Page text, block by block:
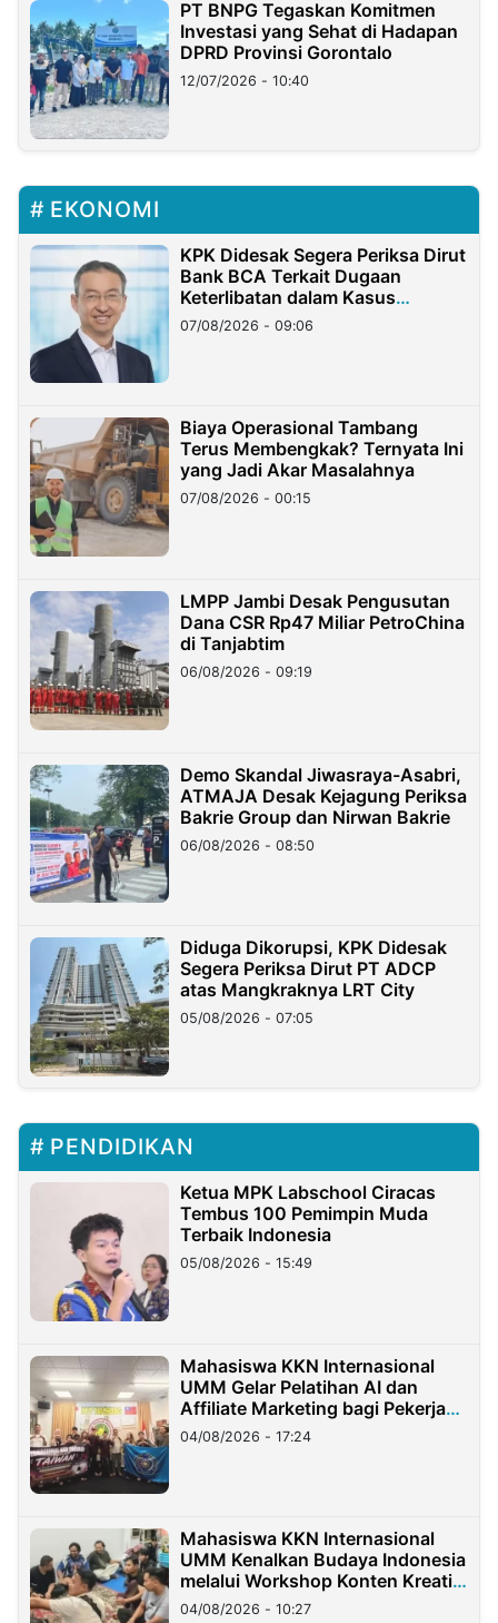
PT BNPG Tegaskan Komitmen
Investasi yang Sehat di Hadapan
DPRD Provinsi Gorontalo
12/07/2026 - 10:40
EKONOMI
KPK Didesak Segera Periksa Dirut
Bank BCA Terkait Dugaan
Keterlibatan dalam Kasus
Hilangnya Dana Nasabah Rp2,58
Miliar
07/08/2026 - 09:06
Biaya Operasional Tambang
Terus Membengkak? Ternyata Ini
yang Jadi Akar Masalahnya
07/08/2026 - 00:15
LMPP Jambi Desak Pengusutan
Dana CSR Rp47 Miliar PetroChina
di Tanjabtim
06/08/2026 - 09:19
Demo Skandal Jiwasraya-Asabri,
ATMAJA Desak Kejagung Periksa
Bakrie Group dan Nirwan Bakrie
06/08/2026 - 08:50
Diduga Dikorupsi, KPK Didesak
Segera Periksa Dirut PT ADCP
atas Mangkraknya LRT City
05/08/2026 - 07:05
PENDIDIKAN
Ketua MPK Labschool Ciracas
Tembus 100 Pemimpin Muda
Terbaik Indonesia
05/08/2026 - 15:49
Mahasiswa KKN Internasional
UMM Gelar Pelatihan AI dan
Affiliate Marketing bagi Pekerja
Migran Indonesia di Taiwan
04/08/2026 - 17:24
Mahasiswa KKN Internasional
UMM Kenalkan Budaya Indonesia
melalui Workshop Konten Kreatif
di Taiwan
04/08/2026 - 10:27